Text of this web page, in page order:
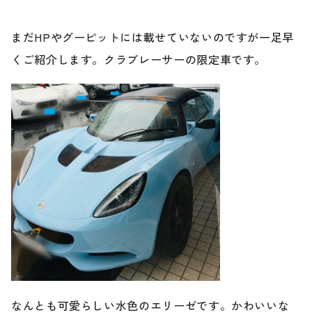
ブログ
お客様の声
ケータハム岐阜
プライバシーポリシー
お問い合わせフォームはこちら
買取査定のご依頼
その他のお問い合わせ
中古車探しのご依頼・レンタカーのご相談
電話・メールなどのご連絡方法意外にも、オンラインで
のご相談も可能です。
まだHPやグーピットには載せていないのですが一足早
くご紹介します。クラブレーサーの限定車です。
なんとも可愛らしい水色のエリーゼです。かわいいな